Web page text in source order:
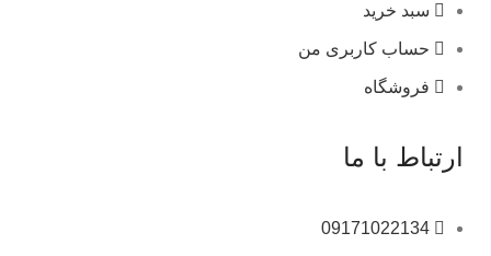
سبد خرید
حساب کاربری من
فروشگاه
ارتباط با ما
09171022134